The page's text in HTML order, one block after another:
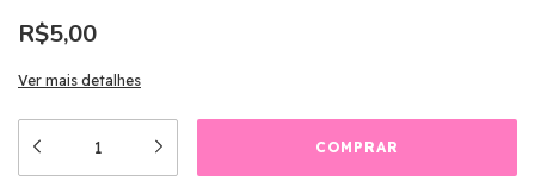
R$5,00
Ver mais detalhes